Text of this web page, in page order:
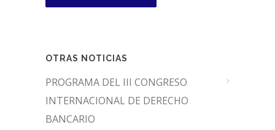
OTRAS NOTICIAS
PROGRAMA DEL III CONGRESO
INTERNACIONAL DE DERECHO
BANCARIO